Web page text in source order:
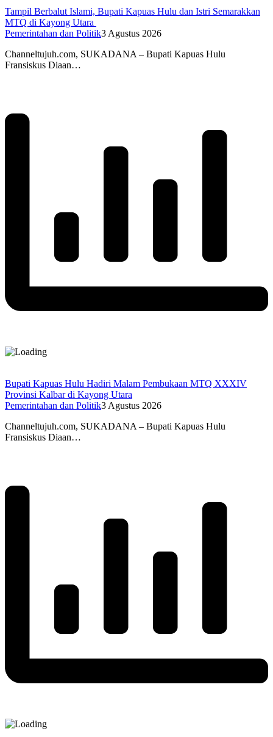
Tampil Berbalut Islami, Bupati Kapuas Hulu dan Istri Semarakkan
MTQ di Kayong Utara
Pemerintahan dan Politik3 Agustus 2026
Channeltujuh.com, SUKADANA – Bupati Kapuas Hulu
Fransiskus Diaan…
Bupati Kapuas Hulu Hadiri Malam Pembukaan MTQ XXXIV
Provinsi Kalbar di Kayong Utara
Pemerintahan dan Politik3 Agustus 2026
Channeltujuh.com, SUKADANA – Bupati Kapuas Hulu
Fransiskus Diaan…